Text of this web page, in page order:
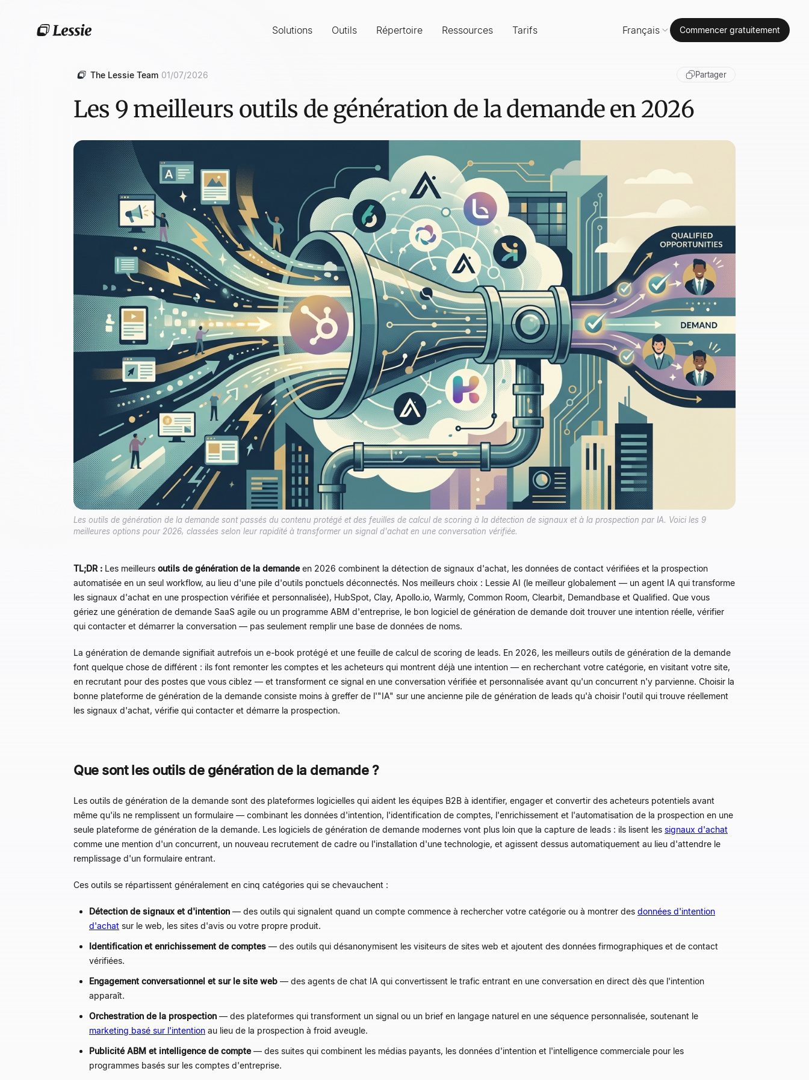
Solutions Outils Répertoire Ressources Tarifs Français Commencer gratuitement
The Lessie Team 01/07/2026 Partager
Les 9 meilleurs outils de génération de la demande en 2026
Les outils de génération de la demande sont passés du contenu protégé et des feuilles de calcul de scoring à la détection de signaux et à la prospection par IA. Voici les 9
meilleures options pour 2026, classées selon leur rapidité à transformer un signal d'achat en une conversation vérifiée.
TL;DR : Les meilleurs outils de génération de la demandeen 2026 combinent la détection de signaux d'achat, les données de contact vérifiées et la prospection
automatisée en un seul workflow, au lieu d'une pile d'outils ponctuels déconnectés. Nos meilleurs choix : Lessie AI (le meilleur globalement — un agent IA qui transforme
les signaux d'achat en une prospection vérifiée et personnalisée), HubSpot, Clay, Apollo.io, Warmly, Common Room, Clearbit, Demandbase et Qualified. Que vous
gériez une génération de demande SaaS agile ou un programme ABM d'entreprise, le bon logiciel de génération de demande doit trouver une intention réelle, vérifier
qui contacter et démarrer la conversation — pas seulement remplir une base de données de noms.
La génération de demande signifiait autrefois un e-book protégé et une feuille de calcul de scoring de leads. En 2026, les meilleurs outils de génération de la demande
font quelque chose de différent : ils font remonter les comptes et les acheteurs qui montrent déjà une intention — en recherchant votre catégorie, en visitant votre site,
en recrutant pour des postes que vous ciblez — et transforment ce signal en une conversation vérifiée et personnalisée avant qu'un concurrent n'y parvienne. Choisir la
bonne plateforme de génération de la demande consiste moins à greffer de l'"IA" sur une ancienne pile de génération de leads qu'à choisir l'outil qui trouve réellement
les signaux d'achat, vérifie qui contacter et démarre la prospection.
Que sont les outils de génération de la demande ?
Les outils de génération de la demande sont des plateformes logicielles qui aident les équipes B2B à identifier, engager et convertir des acheteurs potentiels avant
même qu'ils ne remplissent un formulaire — combinant les données d'intention, l'identification de comptes, l'enrichissement et l'automatisation de la prospection en une
seule plateforme de génération de la demande. Les logiciels de génération de demande modernes vont plus loin que la capture de leads : ils lisent les signaux d'achat
comme une mention d'un concurrent, un nouveau recrutement de cadre ou l'installation d'une technologie, et agissent dessus automatiquement au lieu d'attendre le
remplissage d'un formulaire entrant.
Ces outils se répartissent généralement en cinq catégories qui se chevauchent :
Détection de signaux et d'intention — des outils qui signalent quand un compte commence à rechercher votre catégorie ou à montrer des données d'intention
d'achat sur le web, les sites d'avis ou votre propre produit.
Identification et enrichissement de comptes — des outils qui désanonymisent les visiteurs de sites web et ajoutent des données firmographiques et de contact
vérifiées.
Engagement conversationnel et sur le site web — des agents de chat IA qui convertissent le trafic entrant en une conversation en direct dès que l'intention
apparaît.
Orchestration de la prospection — des plateformes qui transforment un signal ou un brief en langage naturel en une séquence personnalisée, soutenant le
marketing basé sur l'intention au lieu de la prospection à froid aveugle.
Publicité ABM et intelligence de compte— des suites qui combinent les médias payants, les données d'intention et l'intelligence commerciale pour les
programmes basés sur les comptes d'entreprise.